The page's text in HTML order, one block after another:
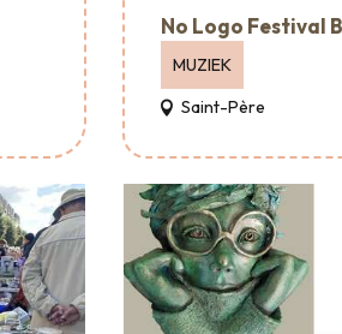
No Logo Festival
MUZIEK
Saint-Père